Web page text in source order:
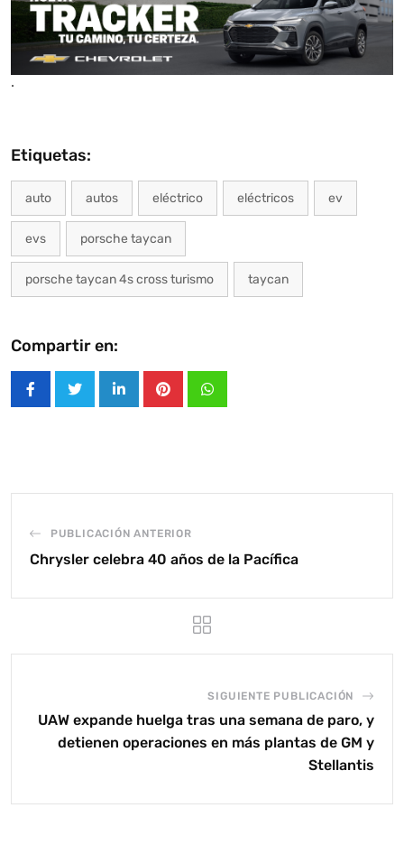
.
Etiquetas:
auto autos eléctrico eléctricos ev
evs porsche taycan
porsche taycan 4s cross turismo taycan
Compartir en:
LinkedInPinterestWhatsapp
PUBLICACIÓN ANTERIOR
Chrysler celebra 40 años de la Pacífica
SIGUIENTE PUBLICACIÓN
UAW expande huelga tras una semana de paro, y
detienen operaciones en más plantas de GM y
Stellantis